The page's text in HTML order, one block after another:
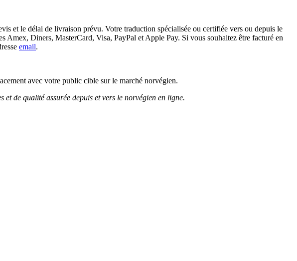
et le délai de livraison prévu. Votre traduction spécialisée ou certifiée vers ou depuis le
Amex, Diners, MasterCard, Visa, PayPal et Apple Pay. Si vous souhaitez être facturé en
email.
avec votre public cible sur le marché norvégien.
de qualité assurée depuis et vers le norvégien en ligne.